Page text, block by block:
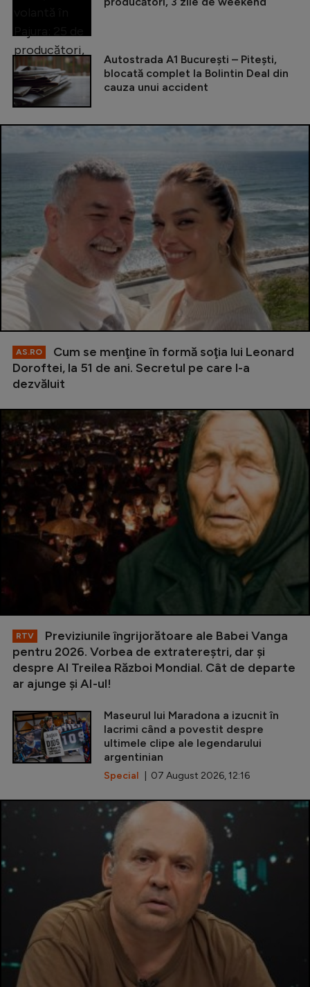
Autostrada A1 București – Pitești,
blocată complet la Bolintin Deal din
cauza unui accident
AS.RO
Cum se menţine în formă soţia lui Leonard
Doroftei, la 51 de ani. Secretul pe care l-a
dezvăluit
RTV
Previziunile îngrijorătoare ale Babei Vanga
pentru 2026. Vorbea de extratereștri, dar și
despre Al Treilea Război Mondial. Cât de departe
ar ajunge și AI-ul!
Maseurul lui Maradona a izucnit în
lacrimi când a povestit despre
ultimele clipe ale legendarului
argentinian
Special | 07 August 2026, 12:16